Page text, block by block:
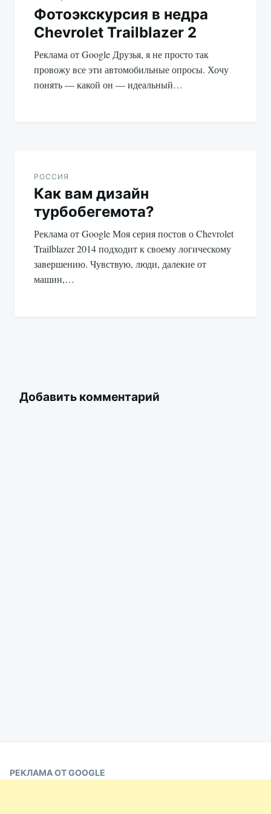
записям
Фотоэкскурсия в недра
Chevrolet Trailblazer 2
Реклама от Google Друзья, я не просто так
провожу все эти автомобильные опросы. Хочу
понять — какой он — идеальный…
РОССИЯ
Как вам дизайн
турбобегемота?
Реклама от Google Моя серия постов о Chevrolet
Trailblazer 2014 подходит к своему логическому
завершению. Чувствую, люди, далекие от
машин,…
Добавить комментарий
РЕКЛАМА ОТ GOOGLE